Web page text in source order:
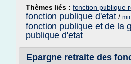
Thèmes liés : fonction publique
fonction publique d'etat /
fonction publique et de la
publique d'etat
Epargne retraite des